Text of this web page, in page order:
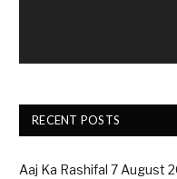
RECENT POSTS
Aaj Ka Rashifal 7 August